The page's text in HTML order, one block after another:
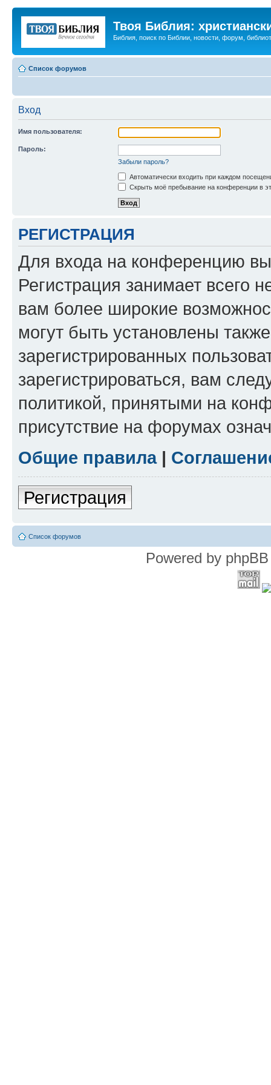
Твоя Библия:
Библия, поиск по Библии, новости, форум,
Список форумов
Вход
Имя пользователя:
Пароль:
Забыли пароль?
Автоматически входить при каждом
Скрыть моё пребывание на конференции в
РЕГИСТРАЦИЯ
Для входа на конференцию
Регистрация занимает всего
вам более широкие
могут быть установлены
зарегистрированных
зарегистрироваться, вам
политикой, принятыми на
присутствие на форумах
Общие правила|
Регистрация
Список форумов
Powered by